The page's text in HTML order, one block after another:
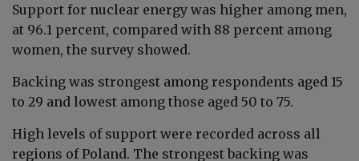
Support for nuclear energy was higher among men,
at 96.1 percent, compared with 88 percent among
women, the survey showed.
Backing was strongest among respondents aged 15
to 29 and lowest among those aged 50 to 75.
High levels of support were recorded across all
regions of Poland. The strongest backing was